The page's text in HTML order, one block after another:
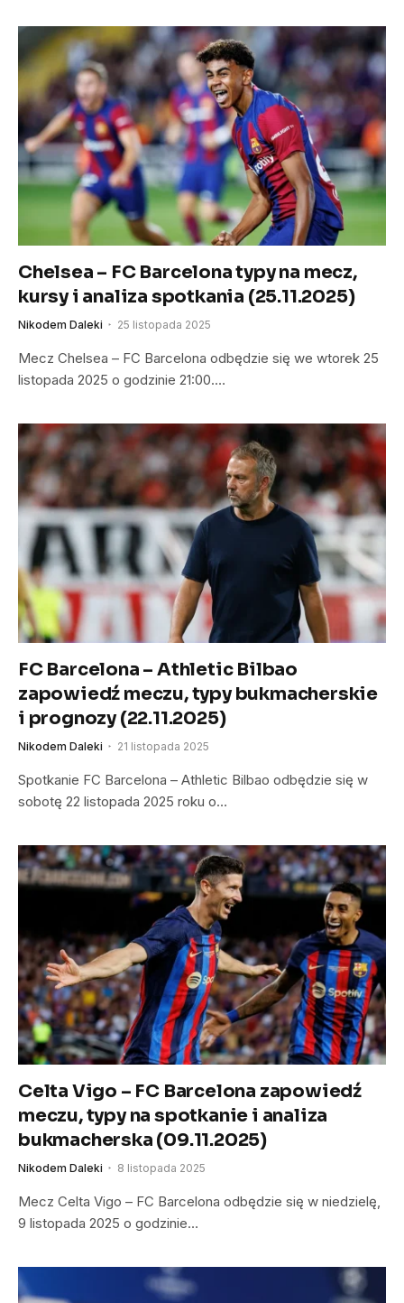
Chelsea – FC Barcelona typy na mecz,
kursy i analiza spotkania (25.11.2025)
Nikodem Daleki 25 listopada 2025
Mecz Chelsea – FC Barcelona odbędzie się we wtorek 25
listopada 2025 o godzinie 21:00.…
FC Barcelona – Athletic Bilbao
zapowiedź meczu, typy bukmacherskie
i prognozy (22.11.2025)
Nikodem Daleki 21 listopada 2025
Spotkanie FC Barcelona – Athletic Bilbao odbędzie się w
sobotę 22 listopada 2025 roku o…
Celta Vigo – FC Barcelona zapowiedź
meczu, typy na spotkanie i analiza
bukmacherska (09.11.2025)
Nikodem Daleki 8 listopada 2025
Mecz Celta Vigo – FC Barcelona odbędzie się w niedzielę,
9 listopada 2025 o godzinie…